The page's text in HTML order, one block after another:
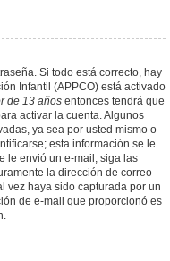
Si todo está correcto, hay
Infantil (APPCO) está activado
de 13 años entonces tendrá que
activar la cuenta. Algunos
ya sea por usted mismo o
esta información se le
le envió un e-mail, siga las
la dirección de correo
vez haya sido capturada por un
de e-mail que proporcionó es